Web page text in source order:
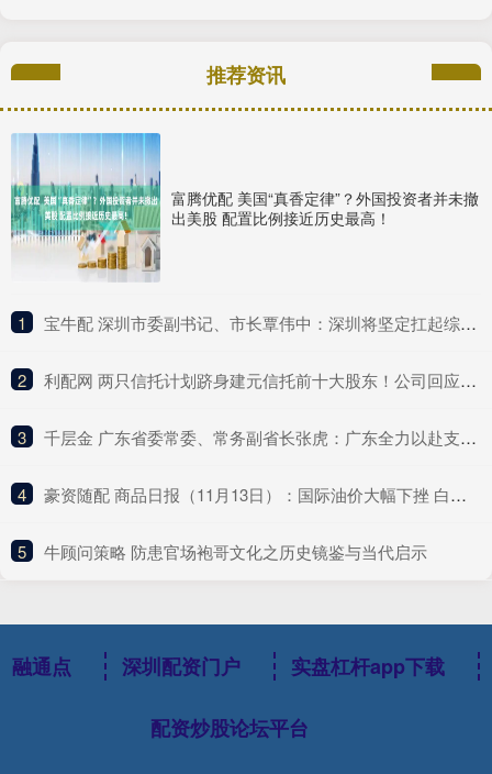
推荐资讯
富腾优配 美国“真香定律”？外国投资者并未撤
出美股 配置比例接近历史最高！
1 ​宝牛配 深圳市委副书记、市长覃伟中：深圳将坚定扛起综合改革试点主体责任
2 ​利配网 两只信托计划跻身建元信托前十大股东！公司回应不分红与未来盈利点
3 ​千层金 广东省委常委、常务副省长张虎：广东全力以赴支持深圳的改革探索
4 ​豪资随配 商品日报（11月13日）：国际油价大幅下挫 白银再创历史新高
5 ​牛顾问策略 防患官场袍哥文化之历史镜鉴与当代启示
融通点 深圳配资门户 实盘杠杆app下载
配资炒股论坛平台